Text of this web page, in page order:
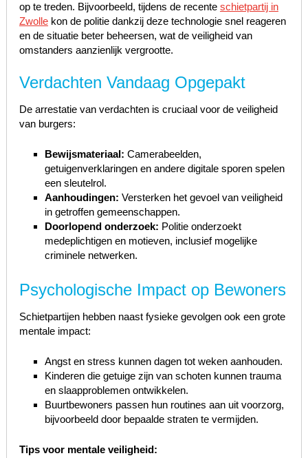
op te treden. Bijvoorbeeld, tijdens de recente schietpartij in
Zwollekon de politie dankzij deze technologie snel reageren
en de situatie beter beheersen, wat de veiligheid van
omstanders aanzienlijk vergrootte.
Verdachten Vandaag Opgepakt
De arrestatie van verdachten is cruciaal voor de veiligheid
van burgers:
Bewijsmateriaal: Camerabeelden,
getuigenverklaringen en andere digitale sporen spelen
een sleutelrol.
Aanhoudingen: Versterken het gevoel van veiligheid
in getroffen gemeenschappen.
Doorlopend onderzoek: Politie onderzoekt
medeplichtigen en motieven, inclusief mogelijke
criminele netwerken.
Psychologische Impact op Bewoners
Schietpartijen hebben naast fysieke gevolgen ook een grote
mentale impact:
Angst en stress kunnen dagen tot weken aanhouden.
Kinderen die getuige zijn van schoten kunnen trauma
en slaapproblemen ontwikkelen.
Buurtbewoners passen hun routines aan uit voorzorg,
bijvoorbeeld door bepaalde straten te vermijden.
Tips voor mentale veiligheid: